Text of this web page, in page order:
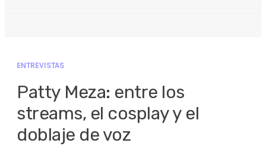
ENTREVISTAS
Patty Meza: entre los
streams, el cosplay y el
doblaje de voz